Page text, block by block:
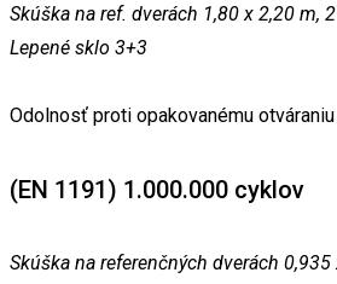
Skúška na ref. dverách 1,80 x 2,20 m,
Lepené sklo 3+3
Odolnosť proti opakovanému
(EN 1191) 1.000.000 cyklov
Skúška na referenčných dverách 0,935